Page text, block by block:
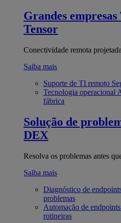
Grandes empresas
Tensor
Conectividade remota
Saiba mais
Suporte de TI remoto
Tecnologia operacional
fábrica
Solução de
DEX
Resolva os problemas antes
Saiba mais
Diagnóstico de
problemas
Automação de endpoints
rotineiras